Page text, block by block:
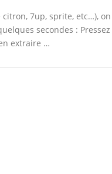
7up, sprite, etc…), on
secondes : Pressez
extraire …